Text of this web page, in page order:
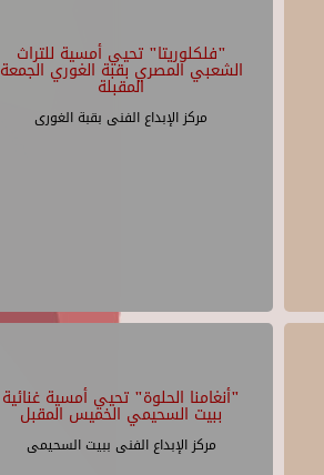
"فلكلوريتا" تحيي أمسية للتراث
الشعبي المصري بقبة الغوري الجمعة
المقبلة
مركز الإبداع الفنى بقبة الغورى
"أنغامنا الحلوة" تحيي أمسية غنائية
ببيت السحيمي الخميس المقبل
مركز الإبداع الفنى ببيت السحيمى